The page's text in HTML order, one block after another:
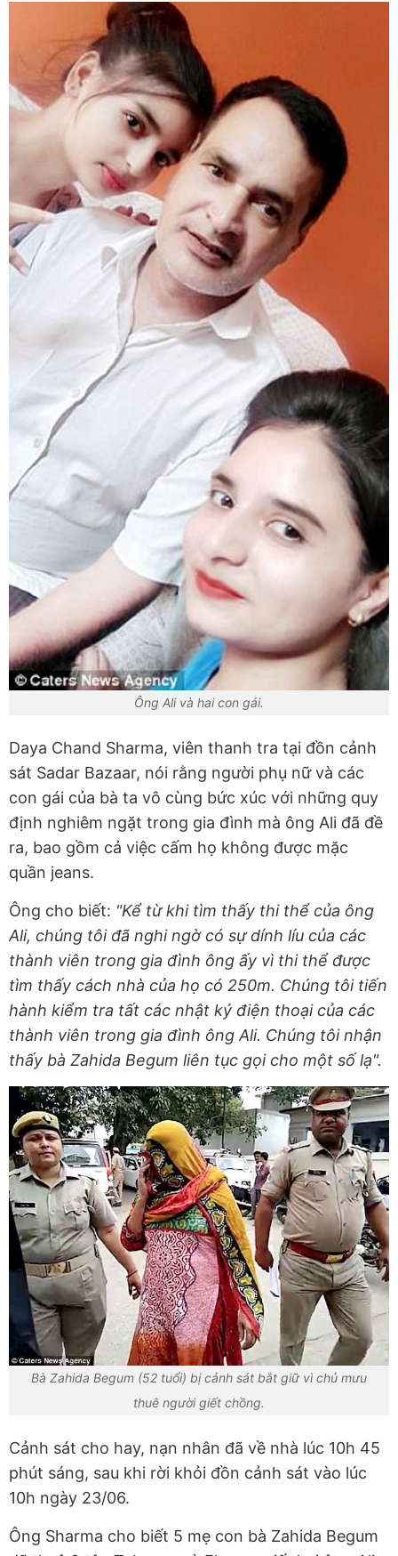
Ông Ali và hai con gái.
Daya Chand Sharma, viên thanh tra tại đồn cảnh
sát Sadar Bazaar, nói rằng người phụ nữ và các
con gái của bà ta vô cùng bức xúc với những quy
định nghiêm ngặt trong gia đình mà ông Ali đã đề
ra, bao gồm cả việc cấm họ không được mặc
quần jeans.
Ông cho biết: "Kể từ khi tìm thấy thi thể của ông
Ali, chúng tôi đã nghi ngờ có sự dính líu của các
thành viên trong gia đình ông ấy vì thi thể được
tìm thấy cách nhà của họ có 250m. Chúng tôi tiến
hành kiểm tra tất các nhật ký điện thoại của các
thành viên trong gia đình ông Ali. Chúng tôi nhận
thấy bà Zahida Begum liên tục gọi cho một số lạ".
Bà Zahida Begum (52 tuổi) bị cảnh sát bắt giữ vì chủ mưu
thuê người giết chồng.
Cảnh sát cho hay, nạn nhân đã về nhà lúc 10h 45
phút sáng, sau khi rời khỏi đồn cảnh sát vào lúc
10h ngày 23/06.
Ông Sharma cho biết 5 mẹ con bà Zahida Begum